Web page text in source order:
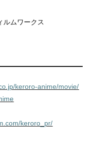
ルムワークス
keroro-anime/movie/
keroro_pr/